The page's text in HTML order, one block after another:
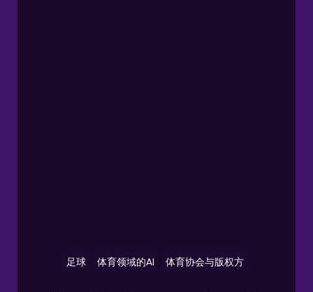
足球 体育领域的AI 体育协会与版权方